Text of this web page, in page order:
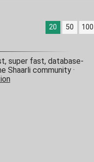
20 50 100
super fast, database-
Shaarli community ·